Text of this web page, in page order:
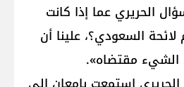
الحريري عما إذا كانت
السعودي؟، علينا أن
مقتضاه».